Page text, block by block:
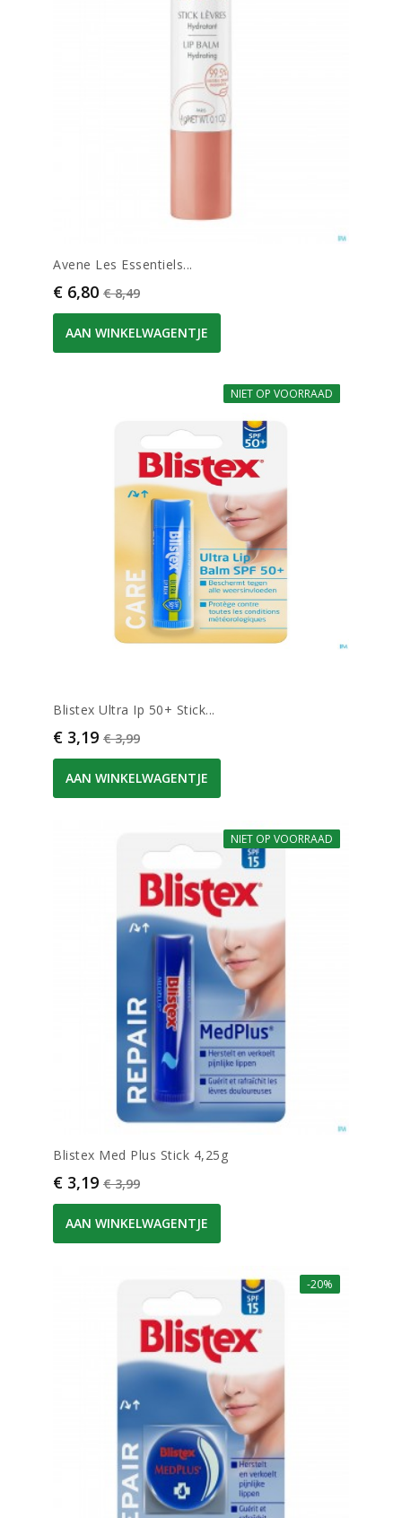
Avene Les Essentiels...
Prijs
€ 6,80 Normale prijs
€ 8,49
AAN WINKELWAGENTJE
-20%
NIET OP VOORRAAD
Blistex Ultra Ip 50+ Stick...
Prijs
€ 3,19 Normale prijs
€ 3,99
AAN WINKELWAGENTJE
-20%
NIET OP VOORRAAD
Blistex Med Plus Stick 4,25g
Prijs
€ 3,19 Normale prijs
€ 3,99
AAN WINKELWAGENTJE
-20%